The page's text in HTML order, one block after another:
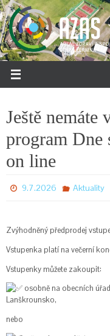
Přeskočit
na
obsah
Ještě nemáte
program Dne
on line
9.7.2026 Aktuality
Zvýhodněný předprodej
Vstupenka platí na večerní
Vstupenky můžete zakoupit:
osobně na obecních
Lanškrounsko,
nebo